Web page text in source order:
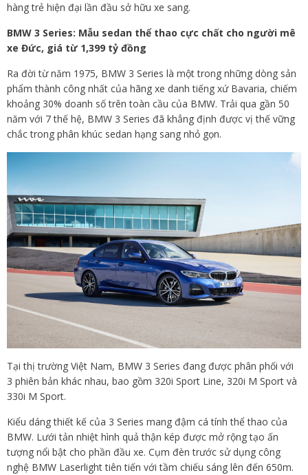
hàng trẻ hiện đại lần đầu sở hữu xe sang.
BMW 3 Series: Mẫu sedan thể thao cực chất cho người mê
xe Đức, giá từ 1,399 tỷ đồng
Ra đời từ năm 1975, BMW 3 Series là một trong những dòng sản
phẩm thành công nhất của hãng xe danh tiếng xứ Bavaria, chiếm
khoảng 30% doanh số trên toàn cầu của BMW. Trải qua gần 50
năm với 7 thế hệ, BMW 3 Series đã khẳng định được vị thế vững
chắc trong phân khúc sedan hạng sang nhỏ gọn.
Tại thị trường Việt Nam, BMW 3 Series đang được phân phối với
3 phiên bản khác nhau, bao gồm 320i Sport Line, 320i M Sport và
330i M Sport.
Kiểu dáng thiết kế của 3 Series mang đậm cá tính thể thao của
BMW. Lưới tản nhiệt hình quả thận kép được mở rộng tạo ấn
tượng nổi bật cho phần đầu xe. Cụm đèn trước sử dụng công
nghệ BMW Laserlight tiên tiến với tầm chiếu sáng lên đến 650m.